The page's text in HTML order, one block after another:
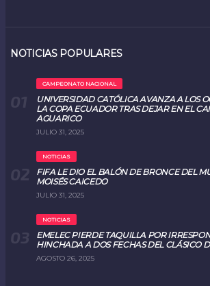
NOTICIAS POPULARES
CAMPEONATO NACIONAL
UNIVERSIDAD CATÓLICA AVANZA A LOS
LA COPA ECUADOR TRAS DEJAR EN EL
AGUARICO
JULIO 31, 2025
NOTICIAS
FIFA LE DIO EL BALÓN DE BRONCE DEL
MOISÉS CAICEDO
JULIO 31, 2025
NOTICIAS
EMELEC PIERDE TAQUILLA POR
HINCHADA A DOS FECHAS DEL CLÁSICO
AGOSTO 26, 2025